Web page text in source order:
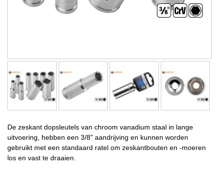
De zeskant dopsleutels van chroom vanadium staal in lange
uitvoering, hebben een 3/8" aandrijving en kunnen worden
gebruikt met een standaard ratel om zeskantbouten en -moeren
los en vast te draaien.